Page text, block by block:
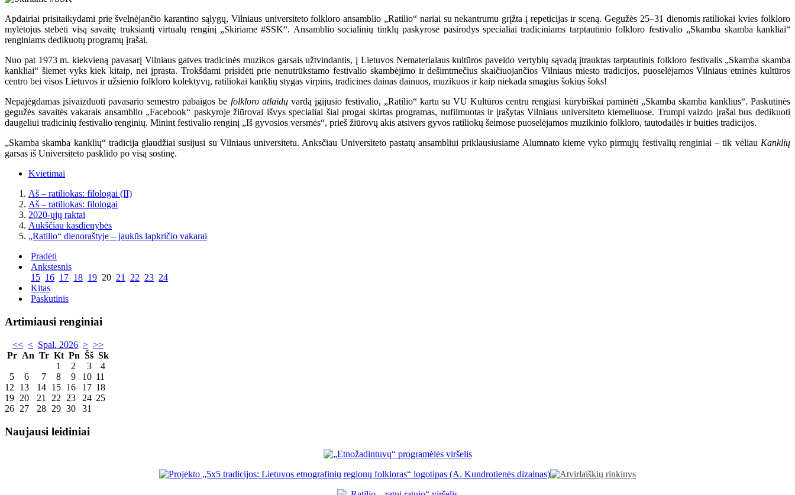
Apdairiai prisitaikydami prie švelnėjančio karantino sąlygų, Vilniaus universiteto folkloro ansamblio „Ratilio“ nariai su nekantrumu grįžta į repeticijas ir sceną. Gegužės 25–31 dienomis ratiliokai kvies folkloro
mylėtojus stebėti visą savaitę truksiantį virtualų renginį „Skiriame #SSK“. Ansamblio socialinių tinklų paskyrose pasirodys specialiai tradiciniams tarptautinio folkloro festivalio „Skamba skamba kankliai“
renginiams dedikuotų programų įrašai.
Nuo pat 1973 m. kiekvieną pavasarį Vilniaus gatves tradicinės muzikos garsais užtvindantis, į Lietuvos Nematerialaus kultūros paveldo vertybių sąvadą įtrauktas tarptautinis folkloro festivalis „Skamba skamba
kankliai“ šiemet vyks kiek kitaip, nei įprasta. Trokšdami prisidėti prie nenutrūkstamo festivalio skambėjimo ir dešimtmečius skaičiuojančios Vilniaus miesto tradicijos, puoselėjamos Vilniaus etninės kultūros
centro bei visos Lietuvos ir užsienio folkloro kolektyvų, ratiliokai kanklių stygas virpins, tradicines dainas dainuos, muzikuos ir kaip niekada smagius šokius šoks!
Nepajėgdamas įsivaizduoti pavasario semestro pabaigos be folkloro atlaidųvardą įgijusio festivalio, „Ratilio“ kartu su VU Kultūros centru rengiasi kūrybiškai paminėti „Skamba skamba kanklius“. Paskutinės
gegužės savaitės vakarais ansamblio „Facebook“ paskyroje žiūrovai išvys specialiai šiai progai skirtas programas, nufilmuotas ir įrašytas Vilniaus universiteto kiemeliuose. Trumpi vaizdo įrašai bus dedikuoti
daugeliui tradicinių festivalio renginių. Minint festivalio renginį „Iš gyvosios versmės“, prieš žiūrovų akis atsivers gyvos ratiliokų šeimose puoselėjamos muzikinio folkloro, tautodailės ir buities tradicijos.
„Skamba skamba kanklių“ tradicija glaudžiai susijusi su Vilniaus universitetu. Anksčiau Universiteto pastatų ansambliui priklausiusiame Alumnato kieme vyko pirmųjų festivalių renginiai – tik vėliau Kanklių
garsas iš Universiteto pasklido po visą sostinę.
Kvietimai
Aš – ratiliokas: filologai (II)
Aš – ratiliokas: filologai
2020-ųjų raktai
Aukščiau kasdienybės
„Ratilio“ dienoraštyje – jaukūs lapkričio vakarai
Pradėti
Ankstesnis
15 16 17 18 19 20 21 22 23 24
Kitas
Paskutinis
Artimiausi renginiai
<< < Spal. 2026 > >>
Pr An Tr Kt Pn Šš Sk
1
2 3
4
5
6 7 8 9 10 11
12
13 14 15 16 17 18
19 20 21 22 23 24 25
26 27 28 29 30 31
Naujausi leidiniai